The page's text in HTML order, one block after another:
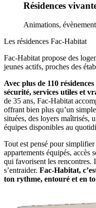
Résidences
Animations,
Les résidences Fac-Habitat
Fac-Habitat propose des
jeunes actifs, proches des
Avec plus de 110
sécurité, services utiles et
de 35 ans, Fac-Habitat
offrant bien plus qu’un
situées, des loyers maîtrisés,
équipes disponibles au
Tout est pensé pour
appartements équipés, accès
qui favorisent les rencontres.
s’entraider. Fac-Habitat,
ton rythme, entouré et en